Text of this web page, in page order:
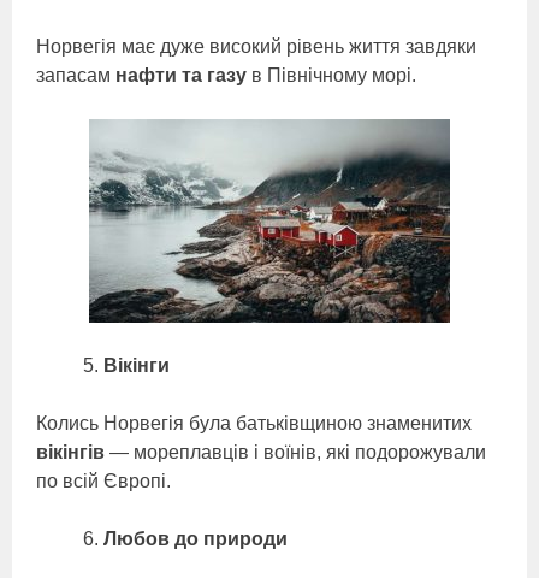
Норвегія має дуже високий рівень життя завдяки
запасам нафти та газу в Північному морі.
Вікінги
Колись Норвегія була батьківщиною знаменитих
вікінгів — мореплавців і воїнів, які подорожували
по всій Європі.
Любов до природи